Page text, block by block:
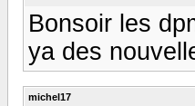
Bonsoir les
ya des
michel17